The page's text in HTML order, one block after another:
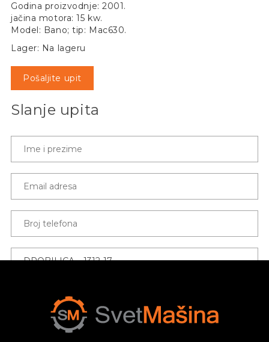
Godina proizvodnje: 2001.
jačina motora: 15 kw.
Model: Bano; tip: Mac630.
Lager: Na lageru
Pošaljite upit
Slanje upita